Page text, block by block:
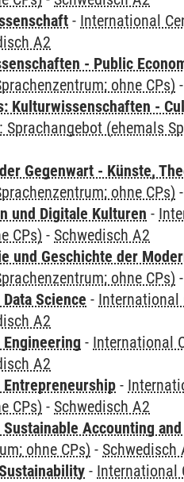
- International
A2
- Public
ohne CPs) -
Kulturwissenschaften -
(ehemals
Gegenwart - Künste,
ohne CPs) -
und Digitale Kulturen -
CPs) - Schwedisch A2
und Geschichte der
ohne CPs) -
Science - International
A2
- International
A2
Entrepreneurship -
CPs) - Schwedisch A2
Accounting
ohne CPs) - Schwedisch
- International